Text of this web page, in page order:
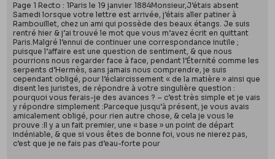
Page 1 Recto : 1Paris le 19 janvier 1884Monsieur,J’étais absent
Samedi lorsque votre lettre est arrivée, j’étais aller patiner à
Rambouillet, chez un ami qui possède des beaux étangs. Je suis
rentré hier & j’ai trouvé le mot que vous m’avez écrit en quittant
Paris.Malgré l’ennui de continuer une correspondance inutile ;
puisque l’affaire est une question de sentiment, & que nous
pourrions nous regarder face à face, pendant l’Éternité comme les
serpents d’Hermès, sans jamais nous comprendre, je suis
cependant obligé, pour l’éclaircissement « de la matière » ainsi que
disent les juristes, de répondre à votre singulière question :
pourquoi vous ferais-je des avances ? – c’est très simple et je vais
y répondre simplement :Parceque jusqu’à présent, je vous avais
amicalement obligé, pour rien autre chose, & cela je vous le
prouve :Il y a un fait premier, une « base » un point de départ
indéniable, & que si vous êtes de bonne foi, vous ne nierez pas,
c’est que je ne fais pas d’eau-forte pour